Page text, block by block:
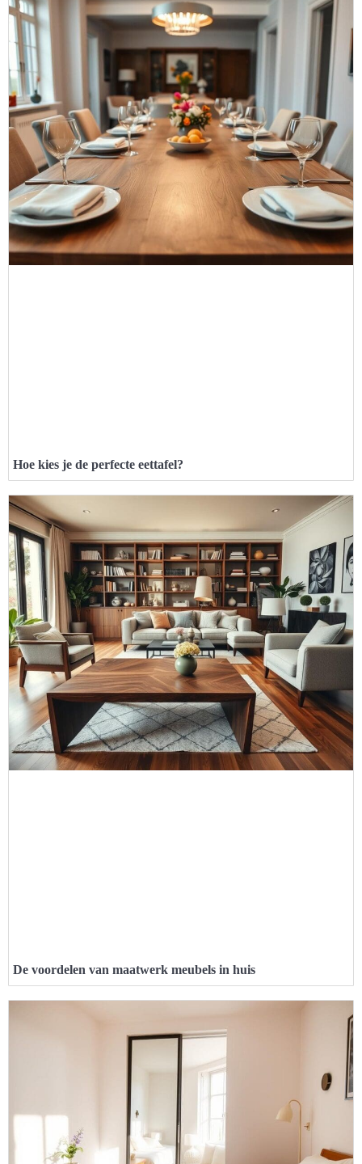
Hoe kies je de perfecte eettafel?
De voordelen van maatwerk meubels in huis